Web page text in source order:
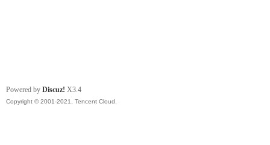
Powered by Discuz! X3.4
Copyright © 2001-2021, Tencent Cloud.